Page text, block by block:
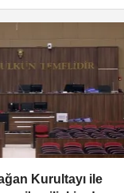
Kurultayı ile